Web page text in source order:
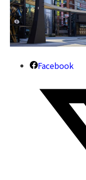
Facebook